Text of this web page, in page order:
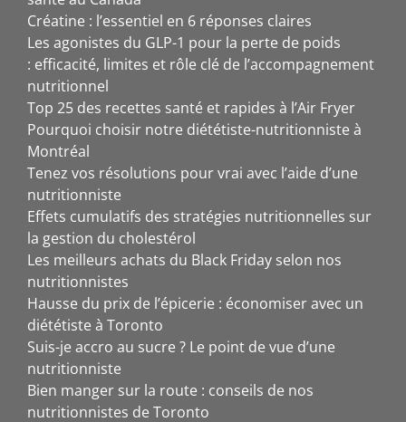
Créatine : l’essentiel en 6 réponses claires
Les agonistes du GLP-1 pour la perte de poids
: efficacité, limites et rôle clé de l’accompagnement
nutritionnel
Top 25 des recettes santé et rapides à l’Air Fryer
Pourquoi choisir notre diététiste-nutritionniste à
Montréal
Tenez vos résolutions pour vrai avec l’aide d’une
nutritionniste
Effets cumulatifs des stratégies nutritionnelles sur
la gestion du cholestérol
Les meilleurs achats du Black Friday selon nos
nutritionnistes
Hausse du prix de l’épicerie : économiser avec un
diététiste à Toronto
Suis-je accro au sucre ? Le point de vue d’une
nutritionniste
Bien manger sur la route : conseils de nos
nutritionnistes de Toronto